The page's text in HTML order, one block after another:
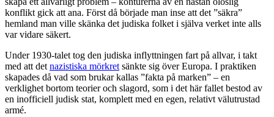
konflikt gick att ana. Först då började man inse att det ”säkra”
hemland man ville skänka det judiska folket i själva verket inte alls
var vidare säkert.
Under 1930-talet tog den judiska inflyttningen fart på allvar, i takt
med att det nazistiska mörkret sänkte sig över Europa. I praktiken
skapades då vad som brukar kallas ”fakta på marken” – en
verklighet bortom teorier och slagord, som i det här fallet bestod av
en inofficiell judisk stat, komplett med en egen, relativt välutrustad
armé.